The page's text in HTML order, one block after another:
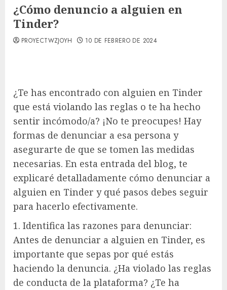
¿Cómo denuncio a alguien en
Tinder?
PROYECTWZJOYH 10 DE FEBRERO DE 2024
¿Te has encontrado con alguien en Tinder
que está violando las reglas o te ha hecho
sentir incómodo/a? ¡No te preocupes! Hay
formas de denunciar a esa persona y
asegurarte de que se tomen las medidas
necesarias. En esta entrada del blog, te
explicaré detalladamente cómo denunciar a
alguien en Tinder y qué pasos debes seguir
para hacerlo efectivamente.
1. Identifica las razones para denunciar:
Antes de denunciar a alguien en Tinder, es
importante que sepas por qué estás
haciendo la denuncia. ¿Ha violado las reglas
de conducta de la plataforma? ¿Te ha